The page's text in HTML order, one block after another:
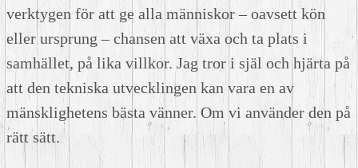
verktygen för att ge alla människor – oavsett kön
eller ursprung – chansen att växa och ta plats i
samhället, på lika villkor. Jag tror i själ och hjärta på
att den tekniska utvecklingen kan vara en av
mänsklighetens bästa vänner. Om vi använder den på
rätt sätt.